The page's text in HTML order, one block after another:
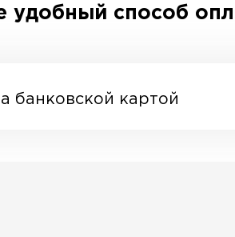
удобный способ
банковской картой